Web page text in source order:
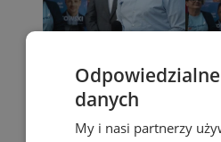
danych
My i nasi partnerzy